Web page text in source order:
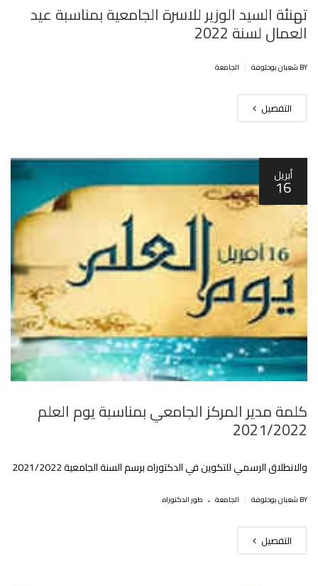
تهنئة السيد الوزير للاسرة الجامعية بمناسبة عيد
العمال لسنة 2022
BY شعبان بوحلوفة الجامعة
التفصيل
أبريل
16
كلمة مدير المركز الجامعي بمناسبة يوم العلم
2021/2022
والانطلاق الرسمي للتكوين في الدكتوراه برسم السنة الجامعية 2021/2022
BY شعبان بوحلوفة الجامعة . طور الدكتوراه
التفصيل